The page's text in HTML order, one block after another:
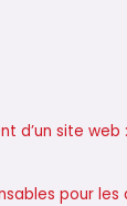
d’un site web
pour